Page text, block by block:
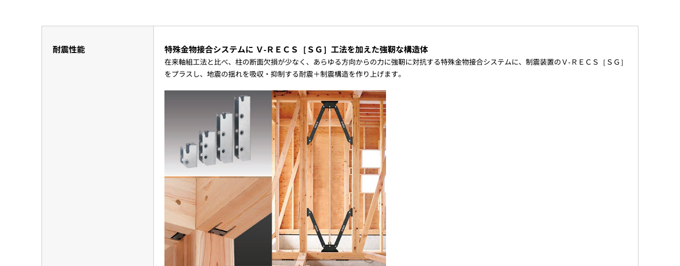
耐震性能 特殊金物接合システムに Ｖ-ＲＥＣＳ［ＳＧ］工法を加えた強靭な構造体
在来軸組工法と比べ、柱の断面欠損が少なく、あらゆる方向からの力に強靭に対抗する特殊金物接合システムに、制震装置のＶ-ＲＥＣＳ［ＳＧ］
をプラスし、地震の揺れを吸収・抑制する耐震＋制震構造を作り上げます。